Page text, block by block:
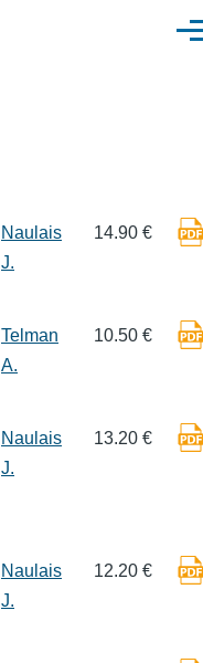
Naulais
J.
14.90 €
Telman
A.
10.50 €
Naulais
J.
13.20 €
Naulais
J.
12.20 €